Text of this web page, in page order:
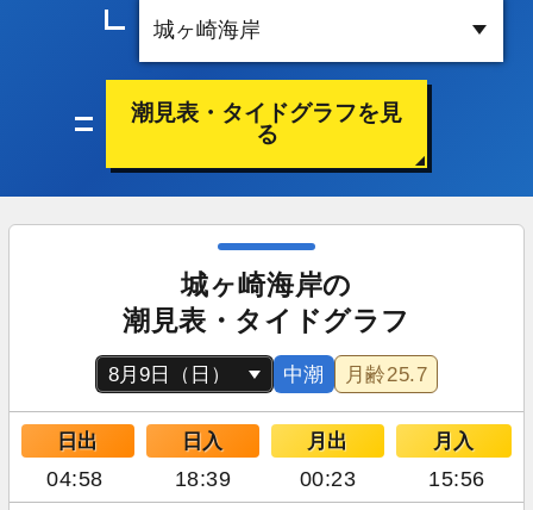
潮見表・タイドグラフを見
る
城ヶ崎海岸の
潮見表・タイドグラフ
中潮 月齢25.7
日出 日入 月出 月入
04:58 18:39 00:23 15:56